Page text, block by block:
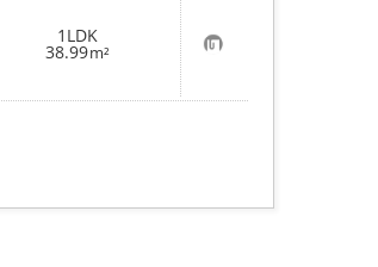
1LDK
38.99m² お
気
に
入